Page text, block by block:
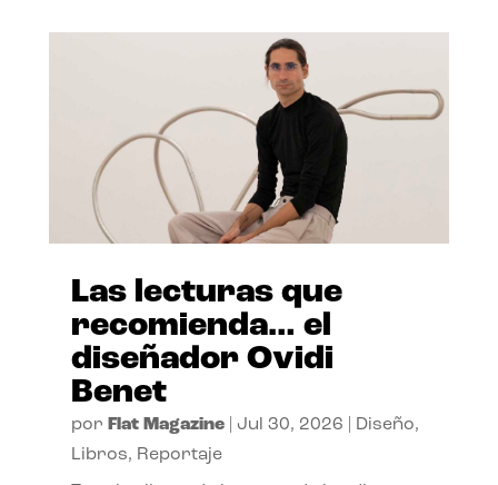
Las lecturas que
recomienda… el
diseñador Ovidi
Benet
por Flat Magazine| Jul 30, 2026 Diseño,
Libros, Reportaje